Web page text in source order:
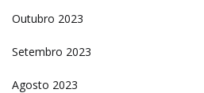
Outubro 2023
Setembro 2023
Agosto 2023